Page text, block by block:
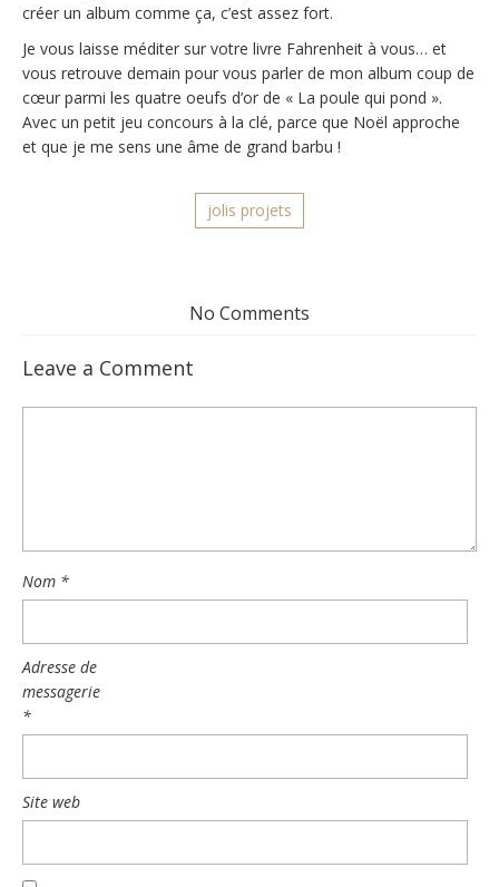
créer un album comme ça, c’est assez fort.
Je vous laisse méditer sur votre livre Fahrenheit à vous… et
vous retrouve demain pour vous parler de mon album coup de
cœur parmi les quatre oeufs d’or de « La poule qui pond ».
Avec un petit jeu concours à la clé, parce que Noël approche
et que je me sens une âme de grand barbu !
jolis projets
No Comments
Leave a Comment
Nom *
Adresse de
messagerie
*
Site web